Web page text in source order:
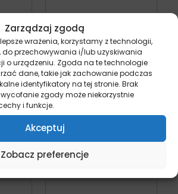
Zarządzaj zgodą
wrażenia, korzystamy z technologii,
do przechowywania i/lub uzyskiwania
o urządzeniu. Zgoda na te technologie
dane, takie jak zachowanie podczas
identyfikatory na tej stronie. Brak
zgody może niekorzystnie
i funkcje.
Akceptuj
Zobacz preferencje
–
VetExpert 4T
Intestinal
Elimination Dog –
sucha karma dla
psa
pies
Od:104,00zł